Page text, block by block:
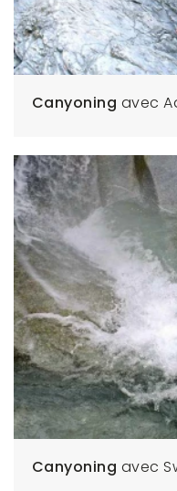
Canyoning avec
Canyoning avec